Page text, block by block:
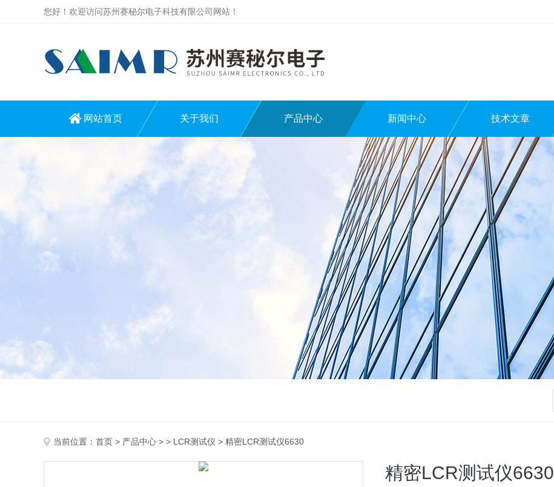
您好！欢迎访问苏州赛秘尔电子科技有限公司网站！
网站首页 关于我们 产品中心 新闻中心 技术文章
当前位置： 首页 > 产品中心 > > LCR测试仪 > 精密LCR测试仪6630
精密LCR测试仪6630